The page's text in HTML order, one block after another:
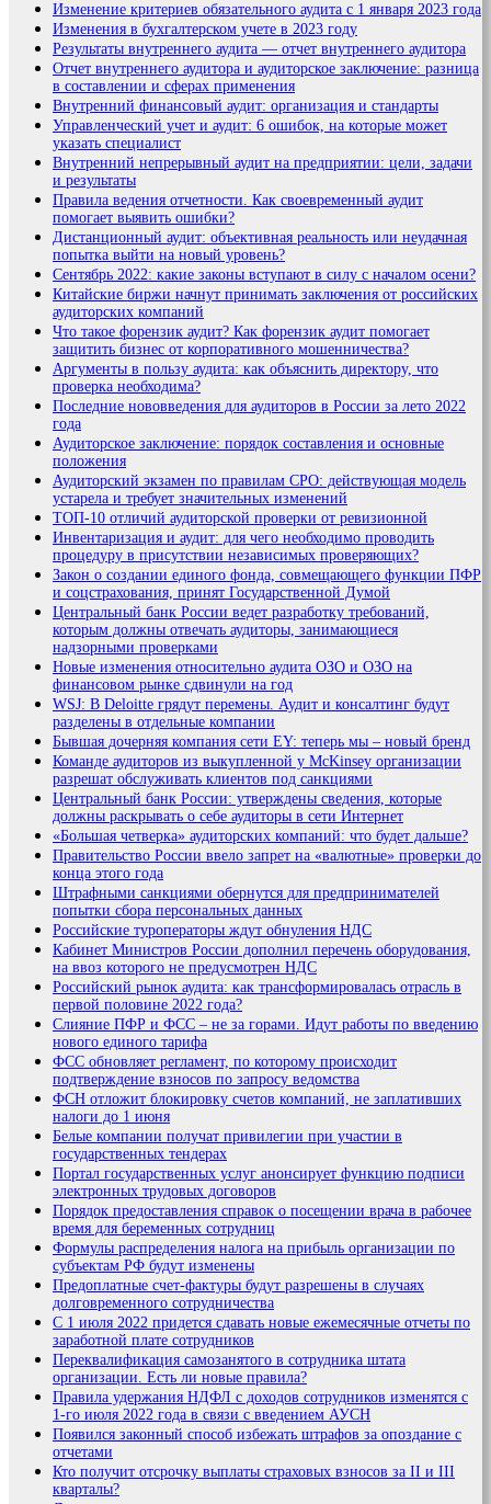
Изменение критериев обязательного аудита с 1 января 2023 года
Изменения в бухгалтерском учете в 2023 году
Результаты внутреннего аудита — отчет внутреннего аудитора
Отчет внутреннего аудитора и аудиторское заключение: разница
в составлении и сферах применения
Внутренний финансовый аудит: организация и стандарты
Управленческий учет и аудит: 6 ошибок, на которые может
указать специалист
Внутренний непрерывный аудит на предприятии: цели, задачи
и результаты
Правила ведения отчетности. Как своевременный аудит
помогает выявить ошибки?
Дистанционный аудит: объективная реальность или неудачная
попытка выйти на новый уровень?
Сентябрь 2022: какие законы вступают в силу с началом осени?
Китайские биржи начнут принимать заключения от российских
аудиторских компаний
Что такое форензик аудит? Как форензик аудит помогает
защитить бизнес от корпоративного мошенничества?
Аргументы в пользу аудита: как объяснить директору, что
проверка необходима?
Последние нововведения для аудиторов в России за лето 2022
года
Аудиторское заключение: порядок составления и основные
положения
Аудиторский экзамен по правилам СРО: действующая модель
устарела и требует значительных изменений
ТОП-10 отличий аудиторской проверки от ревизионной
Инвентаризация и аудит: для чего необходимо проводить
процедуру в присутствии независимых проверяющих?
Закон о создании единого фонда, совмещающего функции ПФР
и соцстрахования, принят Государственной Думой
Центральный банк России ведет разработку требований,
которым должны отвечать аудиторы, занимающиеся
надзорными проверками
Новые изменения относительно аудита ОЗО и ОЗО на
финансовом рынке сдвинули на год
WSJ: В Deloitte грядут перемены. Аудит и консалтинг будут
разделены в отдельные компании
Бывшая дочерняя компания сети EY: теперь мы – новый бренд
Команде аудиторов из выкупленной у McKinsey организации
разрешат обслуживать клиентов под санкциями
Центральный банк России: утверждены сведения, которые
должны раскрывать о себе аудиторы в сети Интернет
«Большая четверка» аудиторских компаний: что будет дальше?
Правительство России ввело запрет на «валютные» проверки до
конца этого года
Штрафными санкциями обернутся для предпринимателей
попытки сбора персональных данных
Российские туроператоры ждут обнуления НДС
Кабинет Министров России дополнил перечень оборудования,
на ввоз которого не предусмотрен НДС
Российский рынок аудита: как трансформировалась отрасль в
первой половине 2022 года?
Слияние ПФР и ФCС – не за горами. Идут работы по введению
нового единого тарифа
ФСС обновляет регламент, по которому происходит
подтверждение взносов по запросу ведомства
ФСН отложит блокировку счетов компаний, не заплативших
налоги до 1 июня
Белые компании получат привилегии при участии в
государственных тендерах
Портал государственных услуг анонсирует функцию подписи
электронных трудовых договоров
Порядок предоставления справок о посещении врача в рабочее
время для беременных сотрудниц
Формулы распределения налога на прибыль организации по
субъектам РФ будут изменены
Предоплатные счет-фактуры будут разрешены в случаях
долговременного сотрудничества
С 1 июля 2022 придется сдавать новые ежемесячные отчеты по
заработной плате сотрудников
Переквалификация самозанятого в сотрудника штата
организации. Есть ли новые правила?
Правила удержания НДФЛ с доходов сотрудников изменятся с
1-го июля 2022 года в связи с введением АУСН
Появился законный способ избежать штрафов за опоздание с
отчетами
Кто получит отсрочку выплаты страховых взносов за II и III
кварталы?